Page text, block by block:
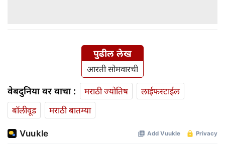
पुढील लेख
आरती सोमवारची
वेबदुनिया वर वाचा : मराठी ज्योतिष
लाईफस्टाईल
बॉलीवूड
मराठी बातम्या